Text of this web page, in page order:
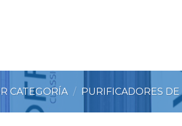
CATEGORÍA / PURIFICADORES DE